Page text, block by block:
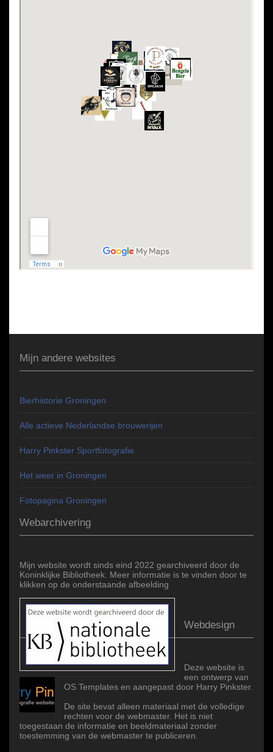
Mijn andere websites
Bierhistorie Groningen
Alle actieve Nederlandse brouwerijen
Harry Pinkster Sportfotografie
Het weer in Groningen
Fotopagina Groningen
Webarchivering
Mijn website wordt sinds eind 2022 gearchiveerd door de
Koninklijke Bibliotheek. Meer informatie is te vinden door te
klikken op de onderstaande afbeelding
Webdesign
Deze website is
een ontwerp van
OS Templates en aangepast door Harry Pinkster.
De site bevat alleen materiaal met de volledige
rechten voor de webmaster. Het is niet
toegestaan de informatie en beeldmateriaal zonder
toestemming van de webmaster te publiceren.